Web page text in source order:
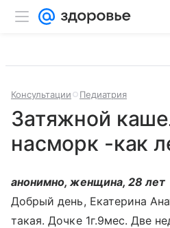
Консультации Педиатрия
Затяжной
насморк -как
анонимно, женщина, 28 лет
Добрый день, Екатерина
такая. Дочке 1г.9мес. Две